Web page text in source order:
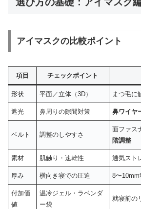
アイマスクの比較ポイント
項目 チェックポイント
形状 平面／立体（3D） まつ毛に
遮光 鼻周りの隙間対策 鼻ワイヤ
ベルト 調整のしやすさ
面ファス
階調整
素材 肌触り・速乾性 通気スト
厚み 横向き寝での圧迫 8〜
付加価
値
温冷ジェル・ラベンダ
ー袋
就寝前の